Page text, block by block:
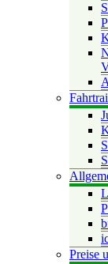
Preise